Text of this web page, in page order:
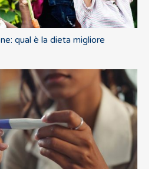
qual è la dieta migliore